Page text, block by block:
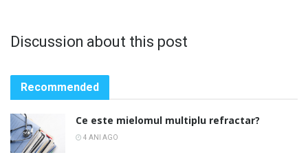
Discussion about this post
Recommended
Ce este mielomul multiplu refractar?
4 ANI AGO